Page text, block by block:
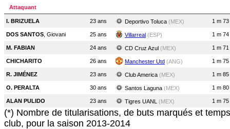
Attaquant
I. BRIZUELA 23 ans Deportivo Toluca (MEX) 1 m 73
DOS SANTOS , Giovani 25 ans Villarreal (ESP) 1 m 74
M. FABIAN 24 ans CD Cruz Azul (MEX) 1 m 71
CHICHARITO 26 ans Manchester Utd (ANG) 1 m 75
R. JIMÉNEZ 23 ans Club America (MEX) 1 m 85
O. PERALTA 30 ans Santos Laguna (MEX) 1 m 80
ALAN PULIDO 23 ans Tigres UANL (MEX) 1 m 75
(*) Nombre de titularisations, de buts marqués et
club, pour la saison 2013-2014